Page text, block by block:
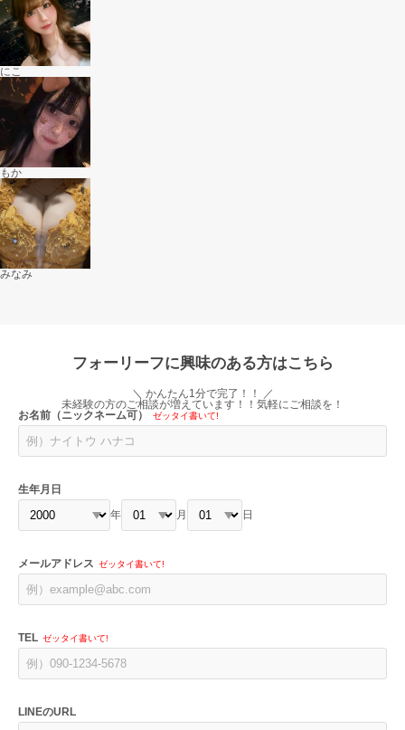
にこ
もか
みなみ
フォーリーフに興味のある方はこちら
＼ かんたん1分で完了！！ ／
未経験の方のご相談が増えています！！気軽にご相談を！
お名前（ニックネーム可）
ゼッタイ書いて!
生年月日
年
月 日
メールアドレス ゼッタイ書いて!
TEL ゼッタイ書いて!
LINEのURL